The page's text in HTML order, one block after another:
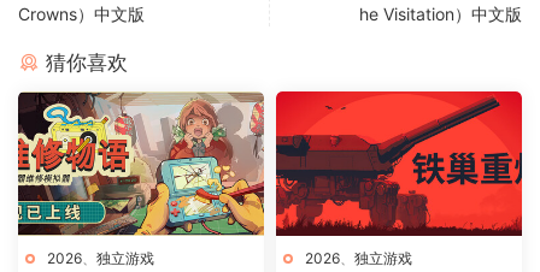
Crowns）中文版
he Visitation）中文版
猜你喜欢
2026 独立游戏 2026 独立游戏